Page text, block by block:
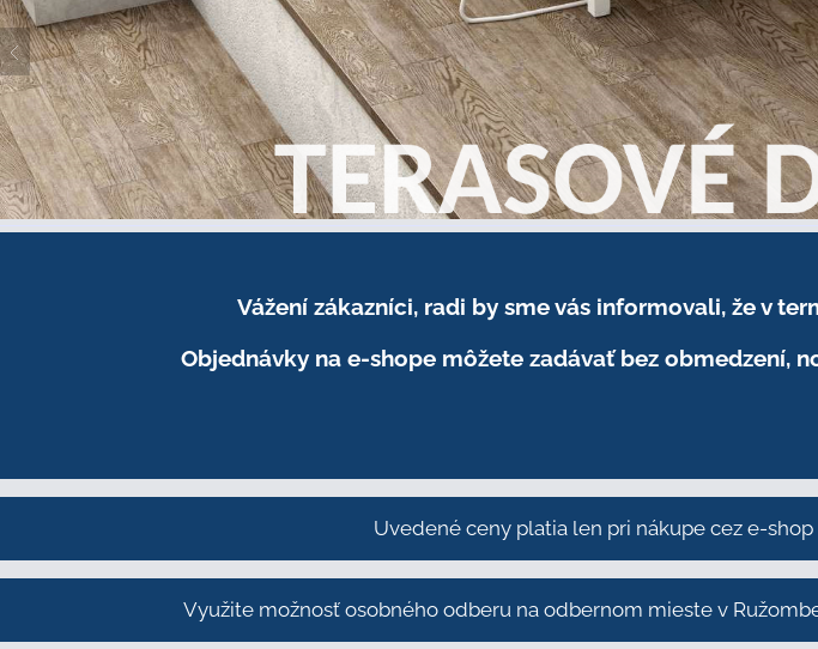
Vážení zákazníci, radi by sme vás informovali, že v
Objednávky na e-shope môžete zadávať bez obmedzení,
Uvedené ceny platia len pri nákupe cez e-shop
Využite možnosť osobného odberu na odbernom mieste v